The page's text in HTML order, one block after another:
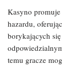
Kasyno
hazardu,
borykających
temu gracze